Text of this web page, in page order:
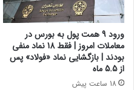
ورود 9 همت پول به بورس در
معاملات امروز | فقط 18 نماد منفی
بودند | بازگشایی نماد «فولاد» پس
از 5.5 ماه
18 ساعت پیش